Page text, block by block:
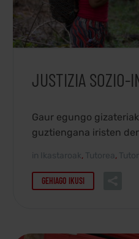
JUSTIZIA SOZIO-
Gaur egungo
guztiengana iristen
in Ikastaroak, Tutorea,
GEHIAGO IKUSI